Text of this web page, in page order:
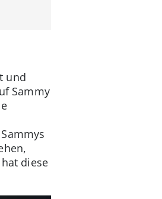
und
Sammy
diese